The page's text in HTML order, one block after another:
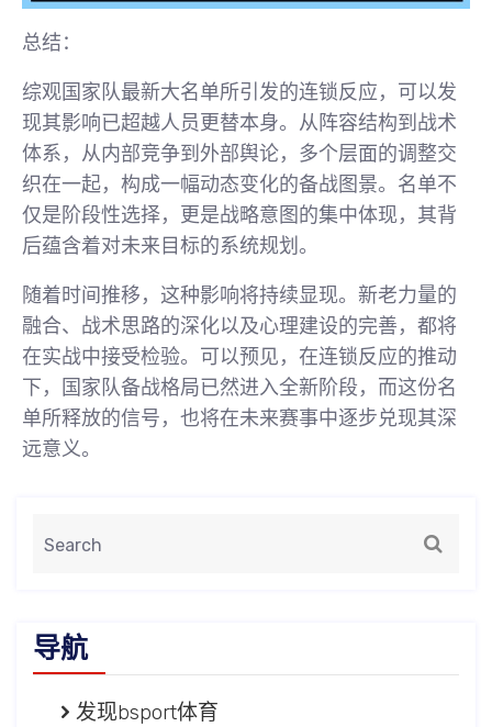
总结：
综观国家队最新大名单所引发的连锁反应，可以发
现其影响已超越人员更替本身。从阵容结构到战术
体系，从内部竞争到外部舆论，多个层面的调整交
织在一起，构成一幅动态变化的备战图景。名单不
仅是阶段性选择，更是战略意图的集中体现，其背
后蕴含着对未来目标的系统规划。
随着时间推移，这种影响将持续显现。新老力量的
融合、战术思路的深化以及心理建设的完善，都将
在实战中接受检验。可以预见，在连锁反应的推动
下，国家队备战格局已然进入全新阶段，而这份名
单所释放的信号，也将在未来赛事中逐步兑现其深
远意义。
导航
发现bsport体育